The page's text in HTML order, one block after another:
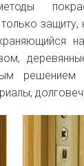
защиту,